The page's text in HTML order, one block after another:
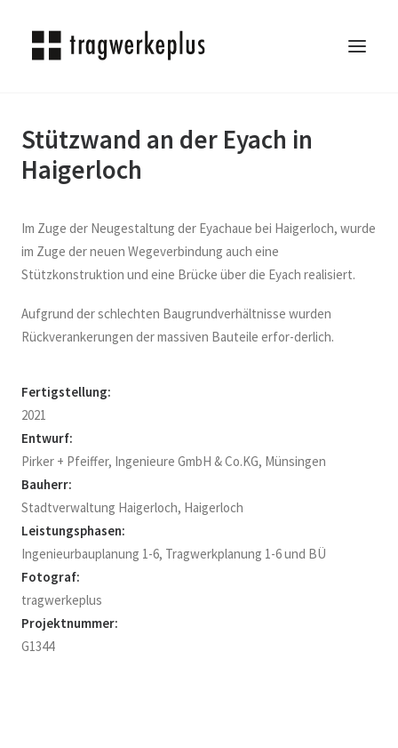
TRAGWERKEPLUS
BLOG
KARRIERE
KONTAKT
SEARCH
Stützwand an der Eyach in
Haigerloch
Im Zuge der Neugestaltung der Eyachaue bei Haigerloch, wurde
im Zuge der neuen Wegeverbindung auch eine
Stützkonstruktion und eine Brücke über die Eyach realisiert.
Aufgrund der schlechten Baugrundverhältnisse wurden
Rückverankerungen der massiven Bauteile erfor-derlich.
Fertigstellung:
2021
Entwurf:
Pirker + Pfeiffer, Ingenieure GmbH & Co.KG, Münsingen
Bauherr:
Stadtverwaltung Haigerloch, Haigerloch
Leistungsphasen:
Ingenieurbauplanung 1-6, Tragwerkplanung 1-6 und BÜ
Fotograf:
tragwerkeplus
Projektnummer:
G1344